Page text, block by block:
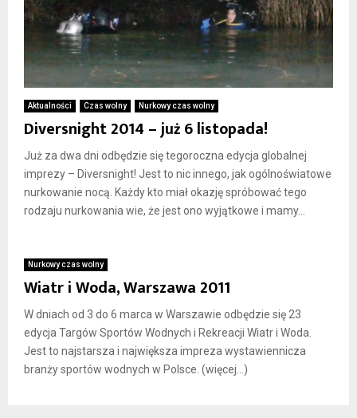
Aktualności Czas wolny Nurkowy czas wolny
Diversnight 2014 – już 6 listopada!
Już za dwa dni odbędzie się tegoroczna edycja globalnej
imprezy – Diversnight! Jest to nic innego, jak ogólnoświatowe
nurkowanie nocą. Każdy kto miał okazję spróbować tego
rodzaju nurkowania wie, że jest ono wyjątkowe i mamy...
Nurkowy czas wolny
Wiatr i Woda, Warszawa 2011
W dniach od 3 do 6 marca w Warszawie odbędzie się 23
edycja Targów Sportów Wodnych i Rekreacji Wiatr i Woda.
Jest to najstarsza i największa impreza wystawiennicza
branży sportów wodnych w Polsce. (więcej…)